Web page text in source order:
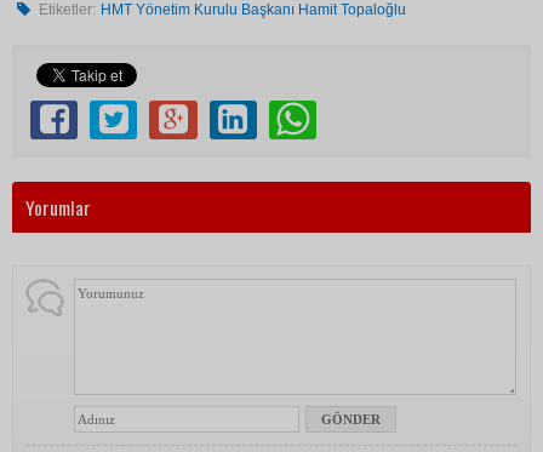
Etiketler: HMT Yönetim Kurulu Başkanı Hamit Topaloğlu
Yorumlar